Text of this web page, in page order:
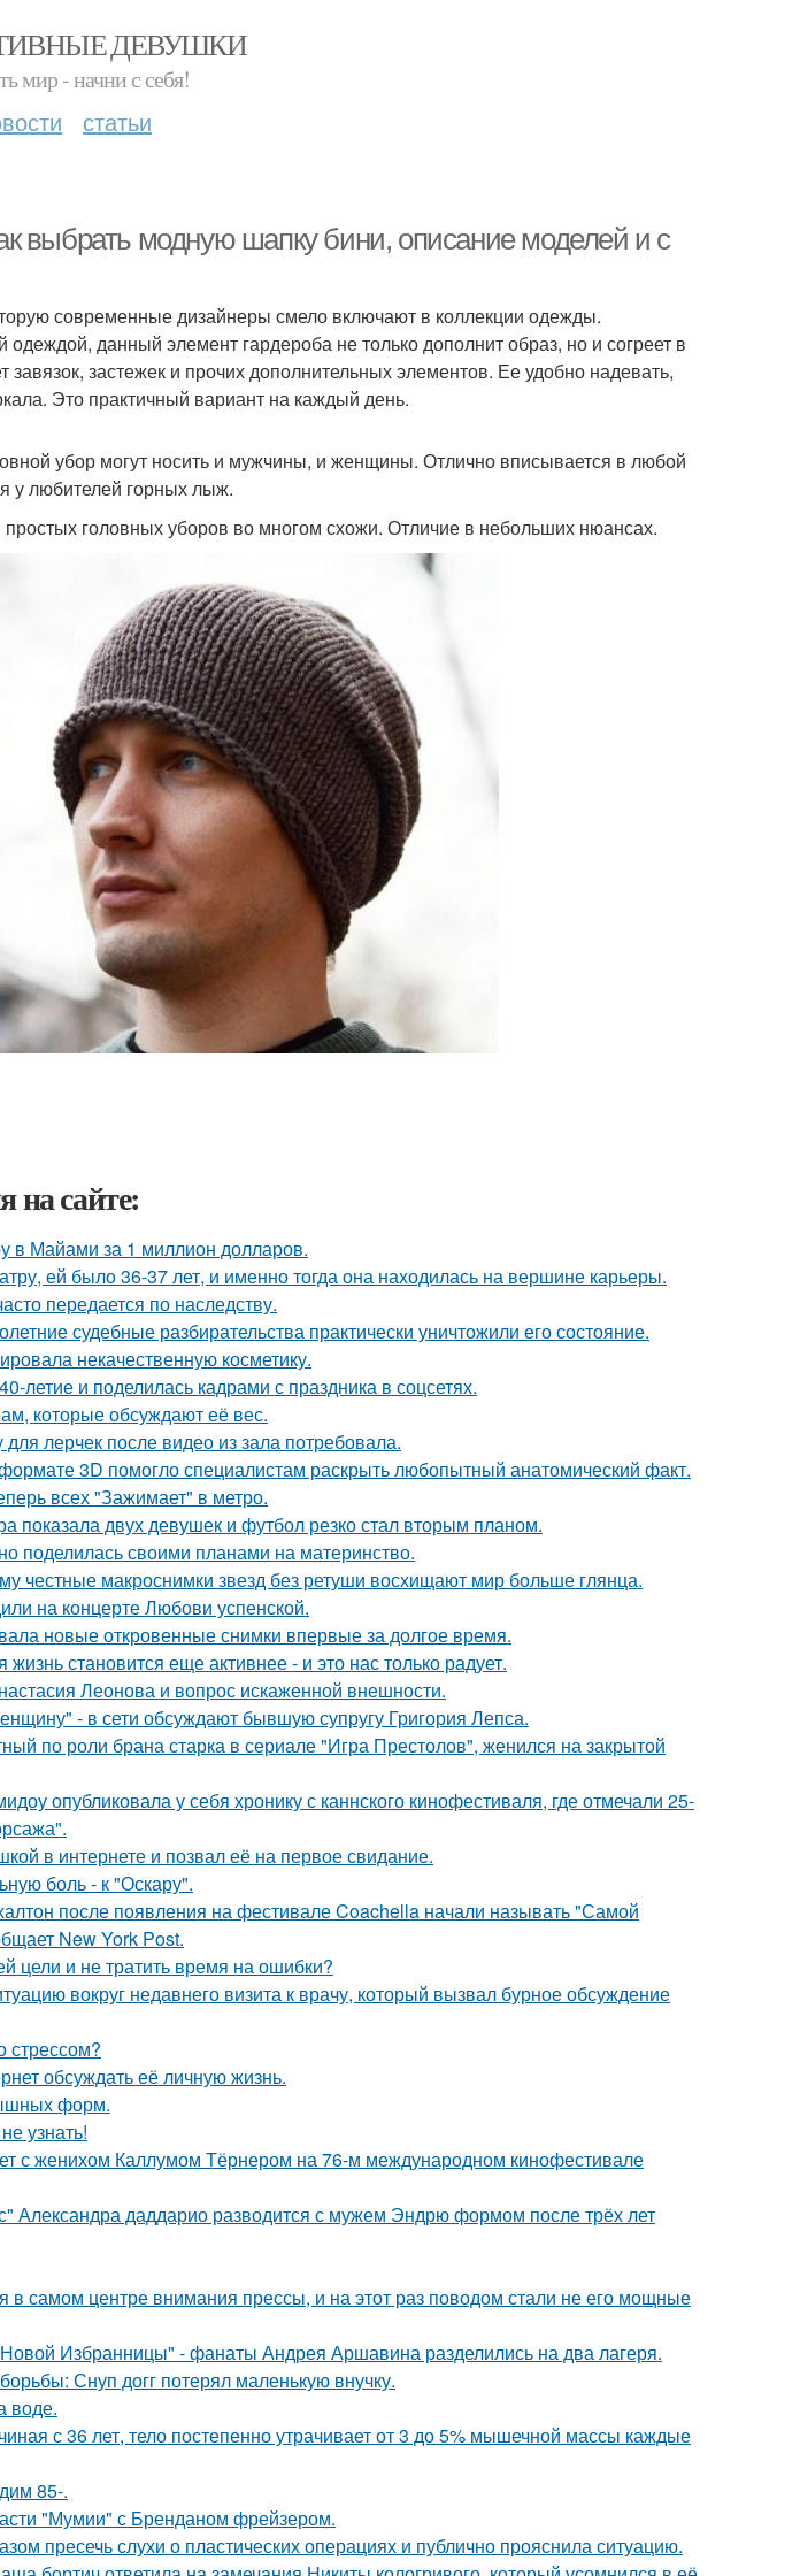
ДЕВУШКИ
мир - начни с себя!
статьи
выбрать модную шапку бини, описание моделей и с
современные дизайнеры смело включают в коллекции одежды.
данный элемент гардероба не только дополнит образ, но и согреет в
застежек и прочих дополнительных элементов. Ее удобно надевать,
Это практичный вариант на каждый день.
убор могут носить и мужчины, и женщины. Отлично вписывается в любой
у любителей горных лыж.
простых головных уборов во многом схожи. Отличие в небольших нюансах.
на сайте:
в Майами за 1 миллион долларов.
ей было 36-37 лет, и именно тогда она находилась на вершине карьеры.
передается по наследству.
судебные разбирательства практически уничтожили его состояние.
некачественную косметику.
летие и поделилась кадрами с праздника в соцсетях.
которые обсуждают её вес.
лерчек после видео из зала потребовала.
3D помогло специалистам раскрыть любопытный анатомический факт.
всех "Зажимает" в метро.
показала двух девушек и футбол резко стал вторым планом.
поделилась своими планами на материнство.
честные макроснимки звезд без ретуши восхищают мир больше глянца.
на концерте Любови успенской.
новые откровенные снимки впервые за долгое время.
становится еще активнее - и это нас только радует.
Леонова и вопрос искаженной внешности.
- в сети обсуждают бывшую супругу Григория Лепса.
по роли брана старка в сериале "Игра Престолов", женился на закрытой
опубликовала у себя хронику с каннского кинофестиваля, где отмечали 25-
в интернете и позвал её на первое свидание.
боль - к "Оскару".
после появления на фестивале Coachella начали называть "Самой
New York Post.
цели и не тратить время на ошибки?
вокруг недавнего визита к врачу, который вызвал бурное обсуждение
стрессом?
обсуждать её личную жизнь.
форм.
узнать!
с женихом Каллумом Тёрнером на 76-м международном кинофестивале
Александра даддарио разводится с мужем Эндрю формом после трёх лет
в самом центре внимания прессы, и на этот раз поводом стали не его мощные
Избранницы" - фанаты Андрея Аршавина разделились на два лагеря.
Снуп догг потерял маленькую внучку.
воде.
с 36 лет, тело постепенно утрачивает от 3 до 5% мышечной массы каждые
85-.
"Мумии" с Бренданом фрейзером.
пресечь слухи о пластических операциях и публично прояснила ситуацию.